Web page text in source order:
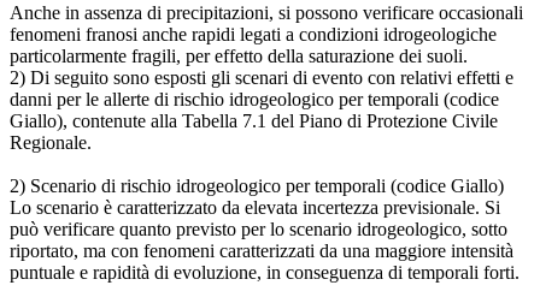
Anche in assenza di precipitazioni, si possono verificare occasionali
fenomeni franosi anche rapidi legati a condizioni idrogeologiche
particolarmente fragili, per effetto della saturazione dei suoli.
2) Di seguito sono esposti gli scenari di evento con relativi effetti e
danni per le allerte di rischio idrogeologico per temporali (codice
Giallo), contenute alla Tabella 7.1 del Piano di Protezione Civile
Regionale.
2) Scenario di rischio idrogeologico per temporali (codice Giallo)
Lo scenario è caratterizzato da elevata incertezza previsionale. Si
può verificare quanto previsto per lo scenario idrogeologico, sotto
riportato, ma con fenomeni caratterizzati da una maggiore intensità
puntuale e rapidità di evoluzione, in conseguenza di temporali forti.